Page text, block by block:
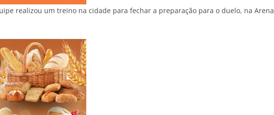
realizou um treino na cidade para fechar a preparação para o duelo, na Arena